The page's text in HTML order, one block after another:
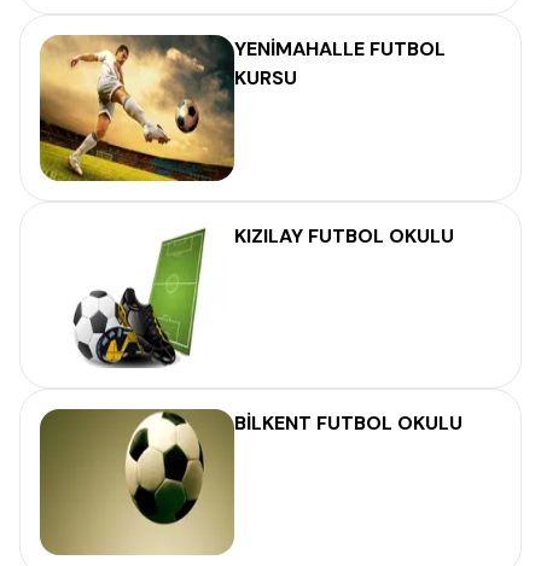
YENİMAHALLE FUTBOL
KURSU
KIZILAY FUTBOL OKULU
BİLKENT FUTBOL OKULU